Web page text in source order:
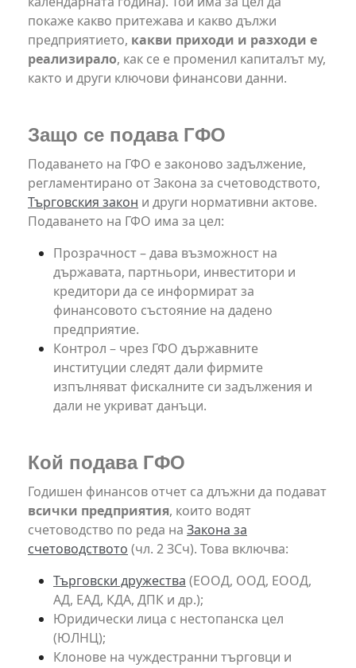
покаже какво притежава и какво дължи
предприятието, какви приходи и разходи е
реализирало, как се е променил капиталът му,
както и други ключови финансови данни.
Защо се подава ГФО
Подаването на ГФО е законово задължение,
регламентирано от Закона за счетоводството,
Търговския закон и други нормативни актове.
Подаването на ГФО има за цел:
Прозрачност – дава възможност на
държавата, партньори, инвеститори и
кредитори да се информират за
финансовото състояние на дадено
предприятие.
Контрол – чрез ГФО държавните
институции следят дали фирмите
изпълняват фискалните си задължения и
дали не укриват данъци.
Кой подава ГФО
Годишен финансов отчет са длъжни да подават
всички предприятия, които водят
счетоводство по реда на Закона за
счетоводството (чл. 2 ЗСч). Това включва:
Търговски дружества (ЕООД, ООД, ЕООД,
АД, ЕАД, КДА, ДПК и др.);
Юридически лица с нестопанска цел
(ЮЛНЦ);
Клонове на чуждестранни търговци и